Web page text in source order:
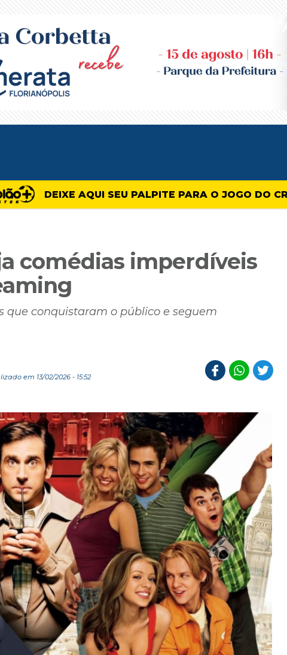
DEIXE AQUI SEU PALPITE PARA O JOGO DO
comédias imperdíveis
que conquistaram o público e seguem
em 13/02/2026 - 15:52